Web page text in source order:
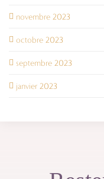
novembre 2023
octobre 2023
septembre 2023
janvier 2023